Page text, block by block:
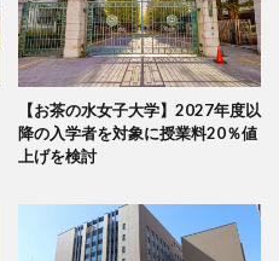
【お茶の水女子大学】2027年度以
降の入学者を対象に授業料20％値
上げを検討